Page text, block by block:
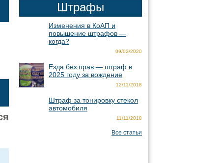
Штрафы
Изменения в КоАП и
повышение штрафов —
когда?
09/02/2020
Езда без прав — штраф в
2025 году за вождение
12/11/2018
Штраф за тонировку стекол
автомобиля
11/11/2018
Все статьи